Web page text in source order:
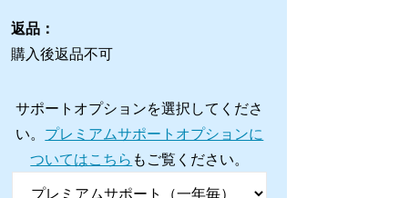
返品：
購入後返品不可
サポートオプションを選択してくださ
い。 プレミアムサポートオプションに
ついてはこちら もご覧ください。